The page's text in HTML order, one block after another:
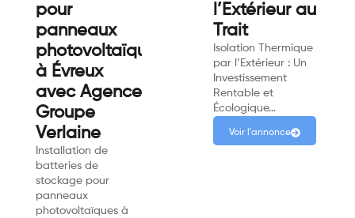
pour
panneaux
photovoltaïques
à Évreux
avec Agence
Groupe
Verlaine
Installation de
batteries de
stockage pour
panneaux
photovoltaïques à
l’Extérieur au
Trait
Isolation Thermique
par l’Extérieur : Un
Investissement
Rentable et
Écologique…
Voir l'annonce